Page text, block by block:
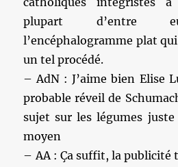
plupart d’entre
l’encéphalogramme plat
un tel procédé.
– AdN : J’aime bien Elise
probable réveil de
sujet sur les légumes
moyen
– AA : Ça suffit, la publicité